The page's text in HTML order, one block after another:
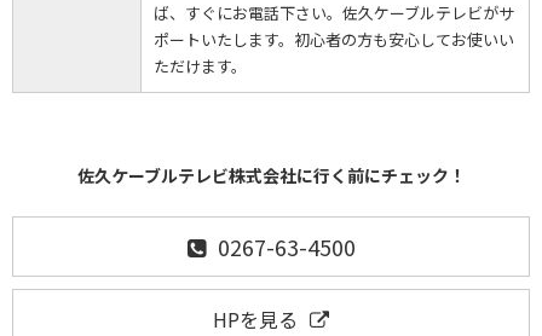
ば、すぐにお電話下さい。佐久ケーブルテレビがサ
ポートいたします。初心者の方も安心してお使いい
ただけます。
佐久ケーブルテレビ株式会社に行く前にチェック！
0267-63-4500
HPを見る